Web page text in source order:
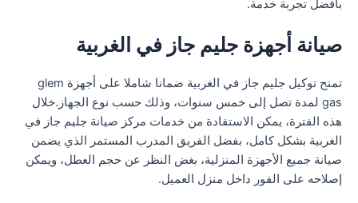
بأفضل تجربة خدمة.
صيانة أجهزة جليم جاز في الغربية
تمنح توكيل جليم جاز في الغربية ضمانا شاملا على أجهزة glem
gas لمدة تصل إلى خمس سنوات، وذلك حسب نوع الجهاز.خلال
هذه الفترة، يمكن الاستفادة من خدمات مركز صيانة جليم جاز في
الغربية بشكل كامل، بفضل الفريق المدرب المستمر الذي يضمن
صيانة جميع الأجهزة المنزلية، بغض النظر عن حجم العطل، ويمكن
إصلاحه على الفور داخل منزل العميل.